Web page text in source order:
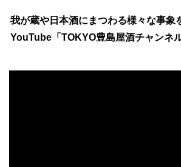
我が蔵や日本酒にまつわる様々な事象
YouTube「TOKYO豊島屋酒チャンネ